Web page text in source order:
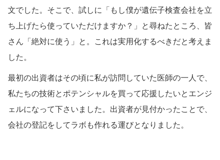
文でした。そこで、試しに「もし僕が遺伝子検査会社を立
ち上げたら使っていただけますか？」と尋ねたところ、皆
さん「絶対に使う」と。これは実用化するべきだと考えま
した。
最初の出資者はその頃に私が訪問していた医師の一人で、
私たちの技術とポテンシャルを買って応援したいとエンジ
ェルになって下さいました。出資者が見付かったことで、
会社の登記をしてラボも作れる運びとなりました。